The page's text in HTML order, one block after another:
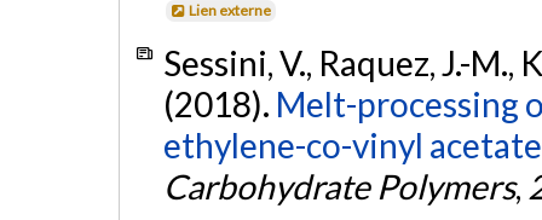
Lien externe
Sessini, V., Raquez, J.-M.,
(2018). Melt-processing
ethylene-co-vinyl
Carbohydrate Polymers,